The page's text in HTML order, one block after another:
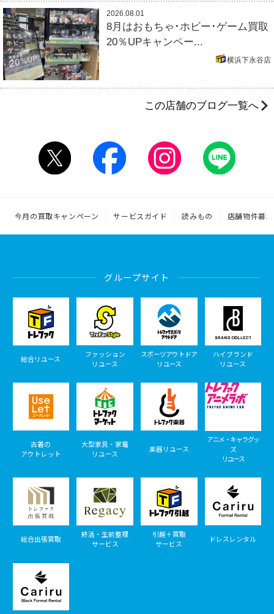
2026.08.01
8月はおもちゃ･ホビー･ゲーム買取
20％UPキャンペー...
横浜下永谷店
この店舗のブログ一覧へ
今月の買取キャンペーン サービスガイド 読みもの 店舗物件募集
グループサイト
総合リユース
ファッション
リユース
スポーツアウトドア
リユース
ハイブランド
リユース
古着の
アウトレット
大型家具・家電
リユース
楽器リユース
アニメ・キャラグッ
ズ
リユース
総合出張買取
終活・生前整理
サービス
引越＋買取
サービス
ドレスレンタル